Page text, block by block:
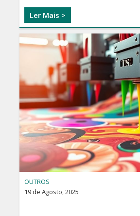
Ler Mais >
OUTROS
19 de Agosto, 2025